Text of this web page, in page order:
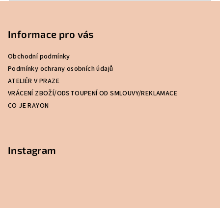
Informace pro vás
Obchodní podmínky
Podmínky ochrany osobních údajů
ATELIÉR V PRAZE
VRÁCENÍ ZBOŽÍ/ODSTOUPENÍ OD SMLOUVY/REKLAMACE
CO JE RAYON
Instagram